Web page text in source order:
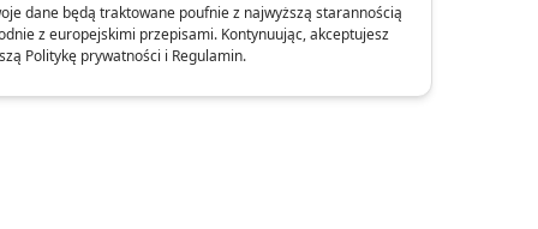
dane będą traktowane poufnie z najwyższą starannością
z europejskimi przepisami. Kontynuując, akceptujesz
Politykę prywatności i Regulamin.